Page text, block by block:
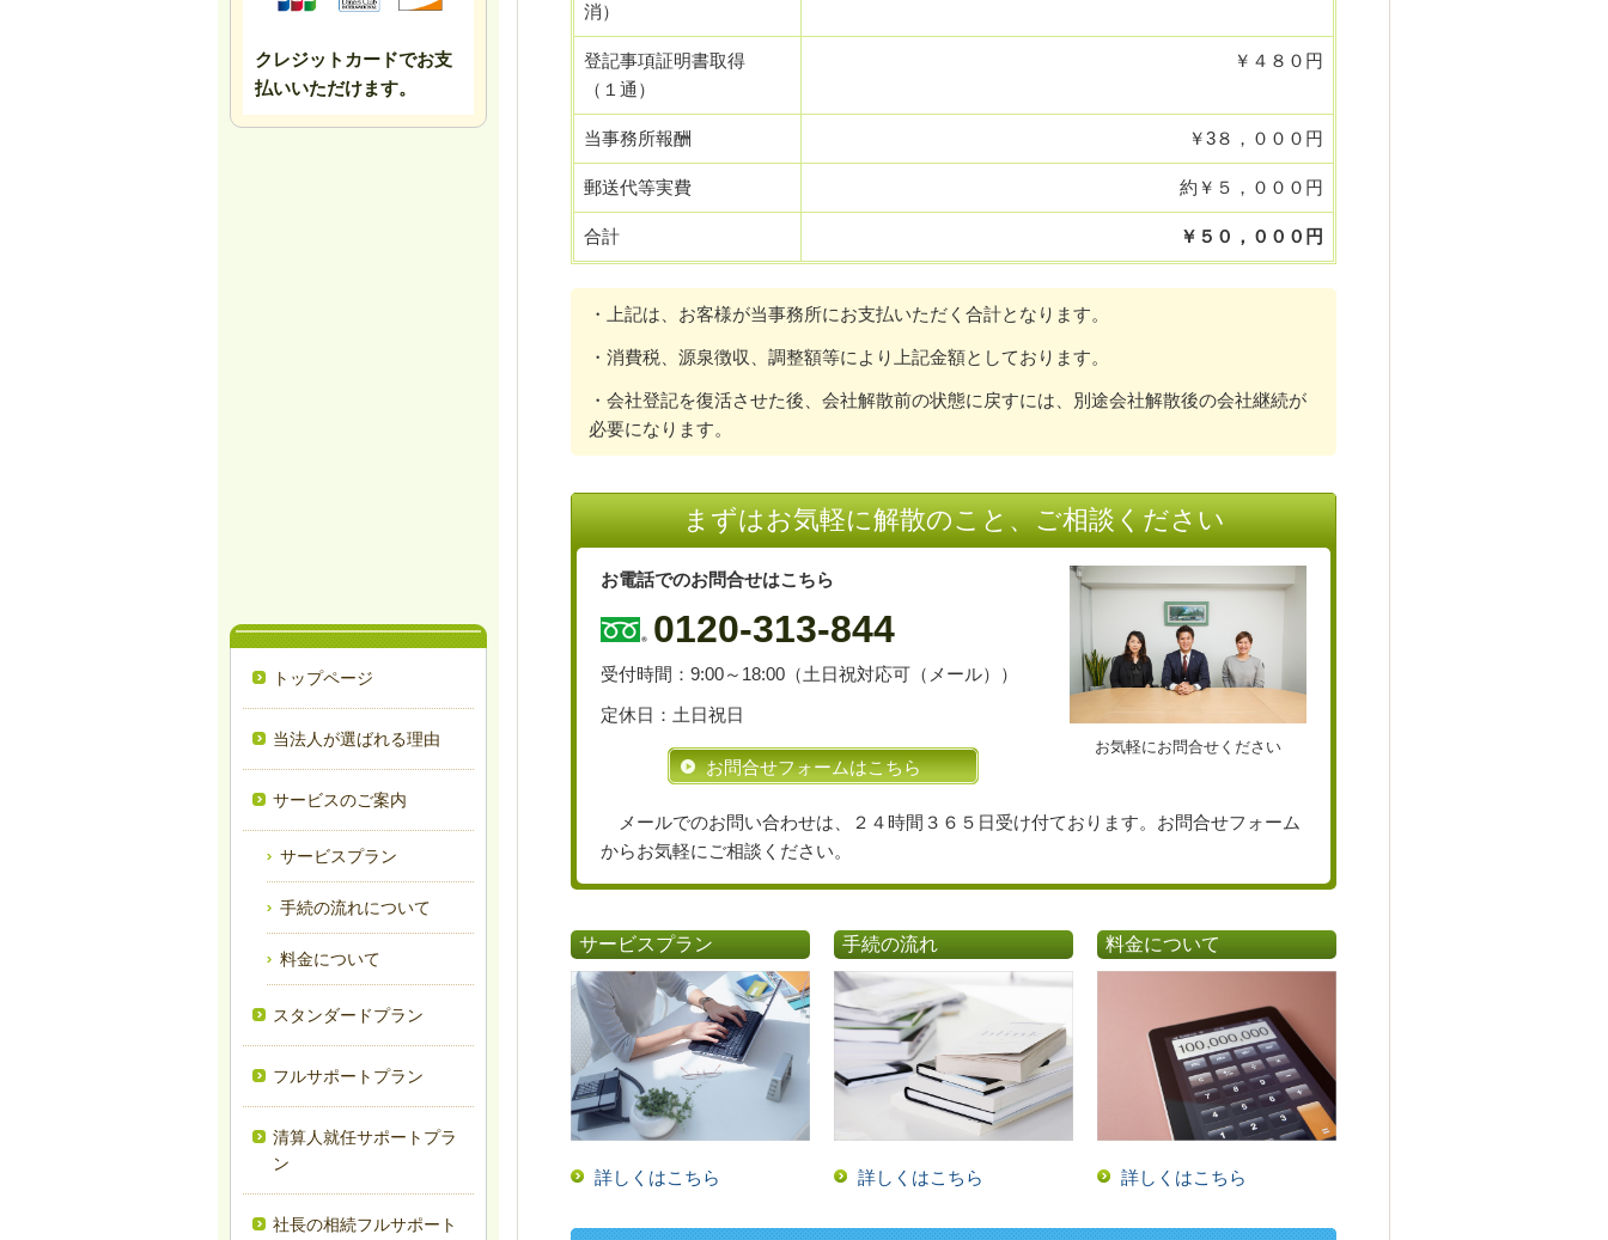
消）
登記事項証明書取得
（１通）
￥４８０円
当事務所報酬 ￥3８，０００円
郵送代等実費 約￥５，０００円
合計 ￥５０，０００円
・上記は、お客様が当事務所にお支払いただく合計となります。
・消費税、源泉徴収、調整額等により上記金額としております。
・会社登記を復活させた後、会社解散前の状態に戻すには、別途会社解散後の会社継続が
必要になります。
まずはお気軽に解散のこと、ご相談ください
お気軽にお問合せください
お電話でのお問合せはこちら
0120-313-844
受付時間：9:00～18:00（土日祝対応可（メール））
定休日：土日祝日
お問合せフォームはこちら
メールでのお問い合わせは、２４時間３６５日受け付ております。お問合せフォーム
からお気軽にご相談ください。
サービスプラン
詳しくはこちら
手続の流れ
詳しくはこちら
料金について
詳しくはこちら
クレジットカードでお支
払いいただけます。
トップページ
当法人が選ばれる理由
サービスのご案内
サービスプラン
手続の流れについて
料金について
スタンダードプラン
フルサポートプラン
清算人就任サポートプラ
ン
社長の相続フルサポート